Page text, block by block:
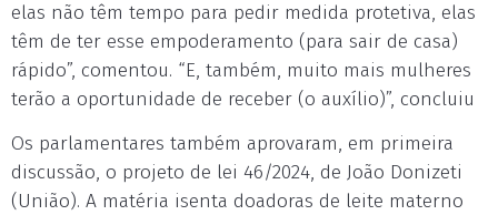
elas não têm tempo para pedir medida protetiva, elas
têm de ter esse empoderamento (para sair de casa)
rápido”, comentou. “E, também, muito mais mulheres
terão a oportunidade de receber (o auxílio)”, concluiu
Os parlamentares também aprovaram, em primeira
discussão, o projeto de lei 46/2024, de João Donizeti
(União). A matéria isenta doadoras de leite materno